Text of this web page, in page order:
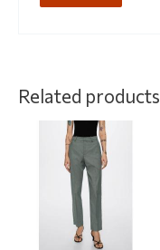
Related products